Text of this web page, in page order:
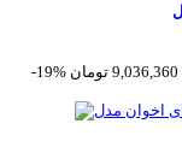
-19%
9,036,360 تومان